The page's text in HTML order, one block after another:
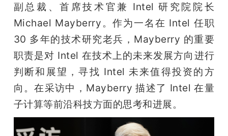
机
副总裁、首席技术官兼 Intel 研究院院长
Michael Mayberry。作为一名在 Intel 任职
30 多年的技术研究老兵，Mayberry 的重要
职责是对 Intel 在技术上的未来发展方向进行
判断和展望，寻找 Intel 未来值得投资的方
向。在采访中，Mayberry 描述了 Intel 在量
子计算等前沿科技方面的思考和进展。